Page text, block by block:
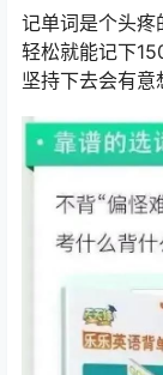
记单词是个头疼
轻松就能记下
坚持下去会有意